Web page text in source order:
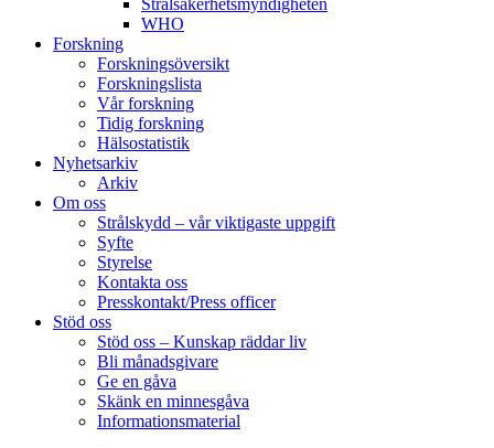
Strålsäkerhetsmyndigheten
WHO
Forskning
Forskningsöversikt
Forskningslista
Vår forskning
Tidig forskning
Hälsostatistik
Nyhetsarkiv
Arkiv
Om oss
Strålskydd – vår viktigaste uppgift
Syfte
Styrelse
Kontakta oss
Presskontakt/Press officer
Stöd oss
Stöd oss – Kunskap räddar liv
Bli månadsgivare
Ge en gåva
Skänk en minnesgåva
Informationsmaterial